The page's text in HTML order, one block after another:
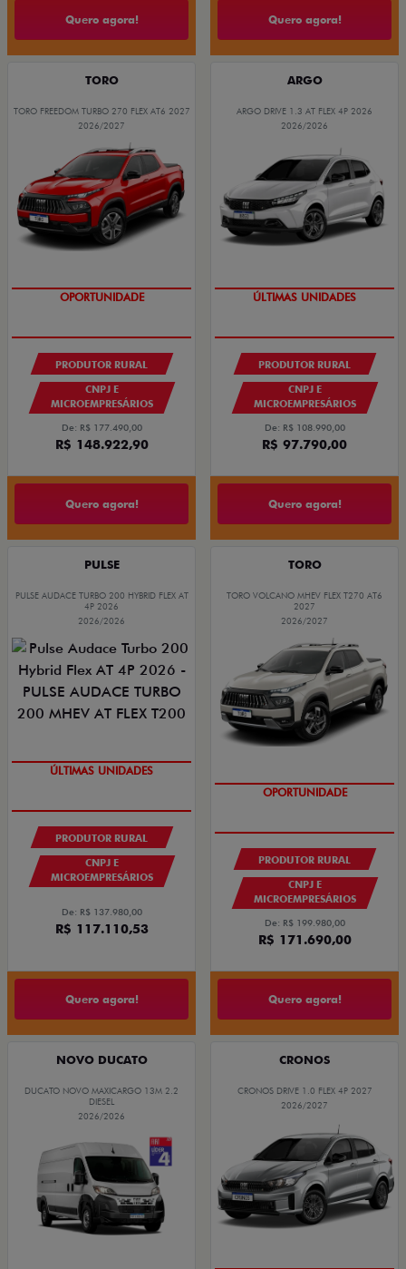
Quero agora! Quero agora!
TORO
TORO FREEDOM TURBO 270 FLEX AT6 2027
2026/2027
GRANDE CHANCE FIAT
PRODUTOR RURAL
CNPJ E
MICROEMPRESÁRIOS
De: R$ 177.490,00
R$ 148.922,90
Quero agora!
ARGO
ARGO DRIVE 1.3 AT FLEX 4P 2026
2026/2026
GRANDE CHANCE FIAT
PRODUTOR RURAL
CNPJ E
MICROEMPRESÁRIOS
De: R$ 108.990,00
R$ 97.790,00
Quero agora!
PULSE
PULSE AUDACE TURBO 200 HYBRID FLEX AT
4P 2026
2026/2026
GRANDE CHANCE FIAT
PRODUTOR RURAL
CNPJ E
MICROEMPRESÁRIOS
De: R$ 137.980,00
R$ 117.110,53
Quero agora!
TORO
TORO VOLCANO MHEV FLEX T270 AT6
2027
2026/2027
GRANDE CHANCE FIAT
PRODUTOR RURAL
CNPJ E
MICROEMPRESÁRIOS
De: R$ 199.980,00
R$ 171.690,00
Quero agora!
NOVO DUCATO
DUCATO NOVO MAXICARGO 13M 2.2
DIESEL
2026/2026
CRONOS
CRONOS DRIVE 1.0 FLEX 4P 2027
2026/2027